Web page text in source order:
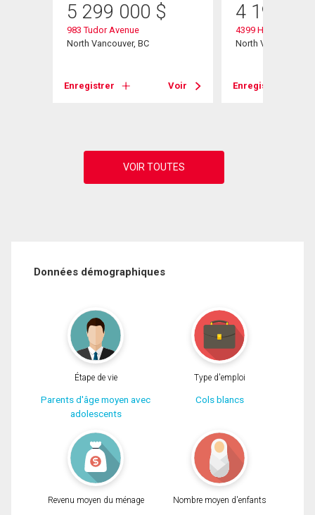
5 299 000 $
983 Tudor Avenue
North Vancouver, BC
Enregistrer Voir
4 195
4399 Highland
North Vancouver,
Enregistrer
Données démographiques
Étape de vie
Parents d'âge moyen avec
adolescents
Type d'emploi
Cols blancs
Revenu moyen du ménage Nombre moyen d'enfants